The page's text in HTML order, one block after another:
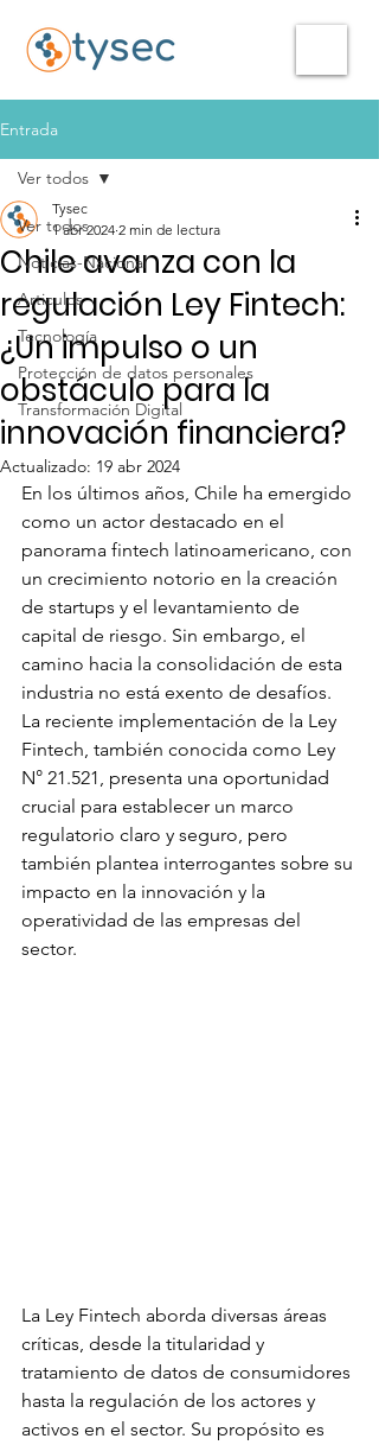
Entrada
Ver todos
Noticias-Nacional
Articulos
Tecnología
Protección de datos personales
Transformación Digital
Ver todos
Chile avanza con la
regulación Ley Fintech:
¿Un impulso o un
obstáculo para la
innovación financiera?
Tysec
1 abr 2024 2 min de lectura
Actualizado: 19 abr 2024
En los últimos años, Chile ha emergido
como un actor destacado en el
panorama fintech latinoamericano, con
un crecimiento notorio en la creación
de startups y el levantamiento de
capital de riesgo. Sin embargo, el
camino hacia la consolidación de esta
industria no está exento de desafíos.
La reciente implementación de la Ley
Fintech, también conocida como Ley
N° 21.521, presenta una oportunidad
crucial para establecer un marco
regulatorio claro y seguro, pero
también plantea interrogantes sobre su
impacto en la innovación y la
operatividad de las empresas del
sector.
La Ley Fintech aborda diversas áreas
críticas, desde la titularidad y
tratamiento de datos de consumidores
hasta la regulación de los actores y
activos en el sector. Su propósito es